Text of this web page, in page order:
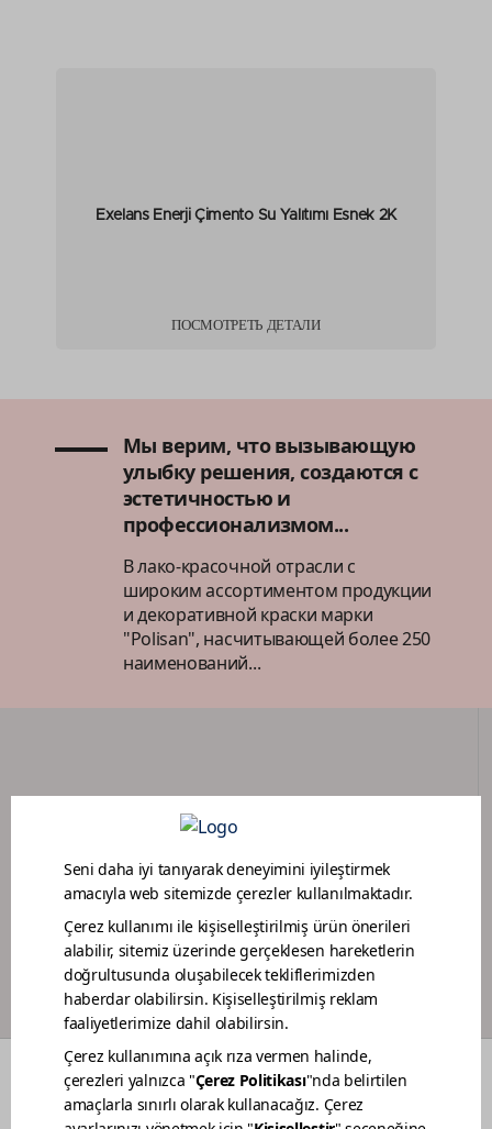
Exelans Enerji Çimento Su Yalıtımı Esnek 2K
ПОСМОТРЕТЬ ДЕТАЛИ
Мы верим, что вызывающую
улыбку решения, создаются с
эстетичностью и
профессионализмом...
В лако-красочной отрасли с
широким ассортиментом продукции
и декоративной краски марки
"Polisan", насчитывающей более 250
наименований...
ПОРТАЛ ДИЛЕРОВ
ПРОГРАММА ЛОЯЛЬНОСТИ МАЛЯРОВ
ЦВЕТА О НАС УСТОЙЧИВОСТЬ ДИЛЕРЫ